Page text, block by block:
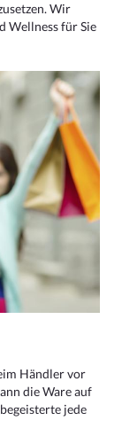
Wir
Wellness für Sie
Händler vor
die Ware auf
jede